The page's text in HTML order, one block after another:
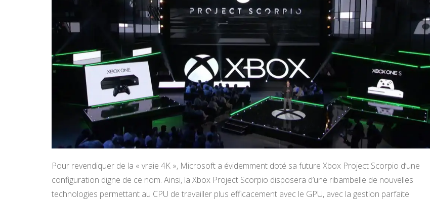
Pour revendiquer de la « vraie 4K », Microsoft a évidemment doté sa future Xbox Project Scorpio d’une
configuration digne de ce nom. Ainsi, la Xbox Project Scorpio disposera d’une ribambelle de nouvelles
technologies permettant au CPU de travailler plus efficacement avec le GPU, avec la gestion parfaite